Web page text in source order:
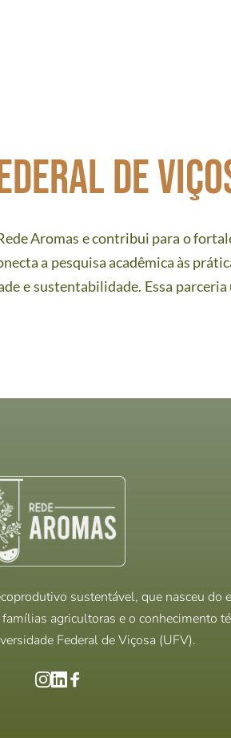
de
Aromas e contribui para o
a pesquisa acadêmica às
e sustentabilidade. Essa
sustentável, que nasceu do
agricultoras e o conhecimento
Federal de Viçosa (UFV).